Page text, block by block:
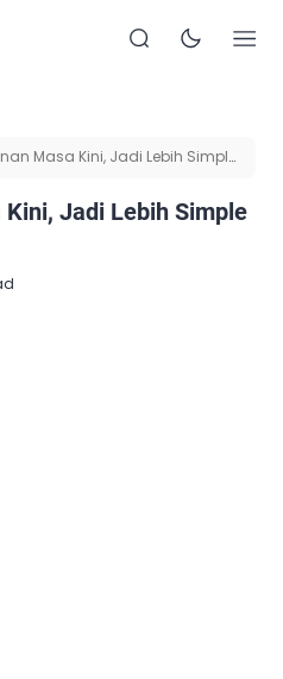
Masa Kini, Jadi Lebih Simple
Jadi Lebih Simple